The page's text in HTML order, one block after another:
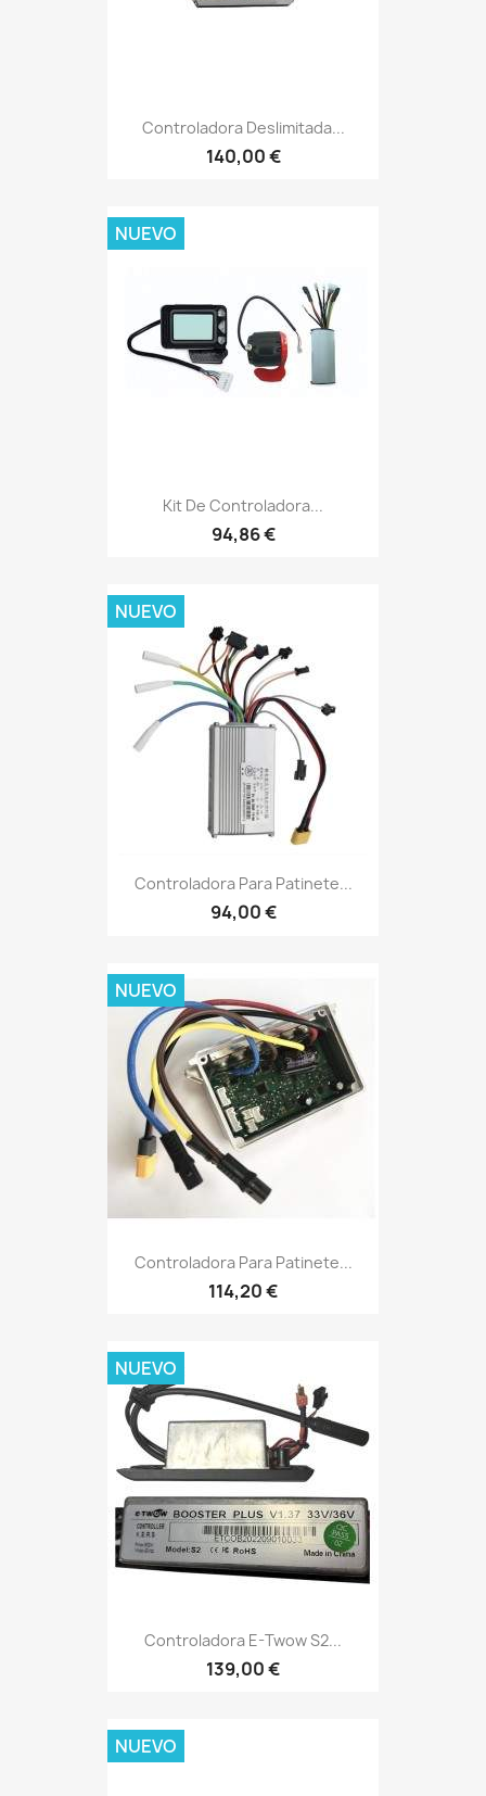
Controladora Deslimitada...
140,00 €
Kit De Controladora...
94,86 €
NUEVO
Controladora Para Patinete...
94,00 €
NUEVO
Controladora Para Patinete...
114,20 €
NUEVO
Controladora E-Twow S2...
139,00 €
NUEVO
NUEVO